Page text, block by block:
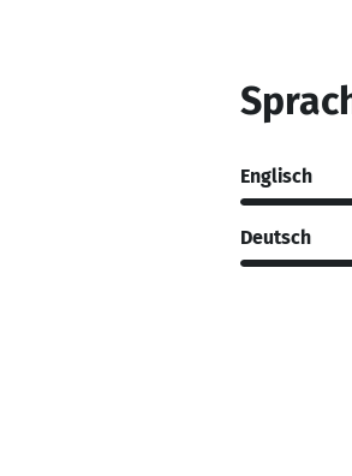
Englisch
Deutsch